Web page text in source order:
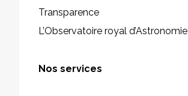
Transparence
L’Observatoire royal d’Astronomie
Nos services